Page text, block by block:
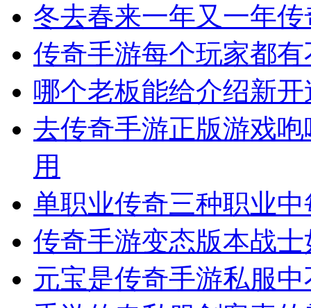
冬去春来一年又一年
传奇手游每个玩家都
哪个老板能给介绍新
去传奇手游正版游戏
用
单职业传奇三种职业
传奇手游变态版本战
元宝是传奇手游私服